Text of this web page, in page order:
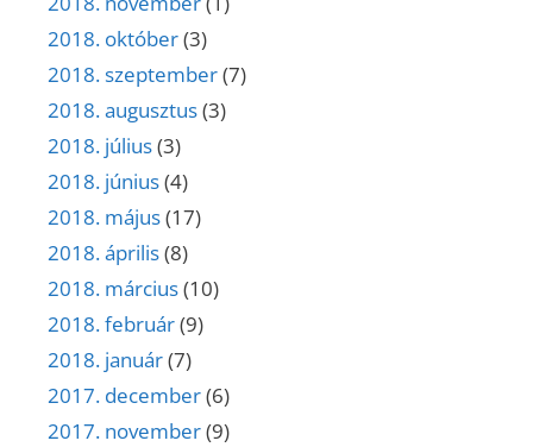
2018. október(3)
2018. szeptember(7)
2018. augusztus(3)
2018. július(3)
2018. június(4)
2018. május(17)
2018. április(8)
2018. március(10)
2018. február(9)
2018. január(7)
2017. december(6)
2017. november(9)